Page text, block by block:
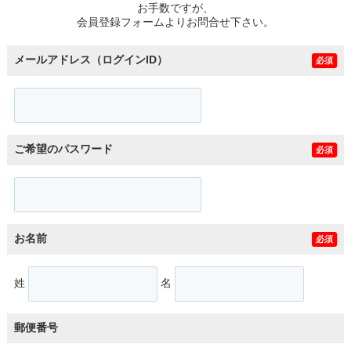
お手数ですが、
会員登録フォームよりお問合せ下さい。
メールアドレス（ログインID） 必須
ご希望のパスワード 必須
お名前 必須
姓 名
郵便番号